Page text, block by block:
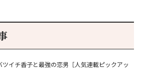
ツイチ香子と最強の恋男［人気連載ピックアッ